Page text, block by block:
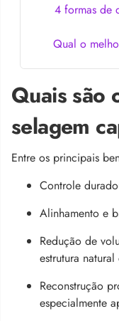
4 formas de
Qual o
Quais são
selagem
Entre os principais
Controle
Alinhamento e
Redução de
estrutura
Reconstrução
especialmente